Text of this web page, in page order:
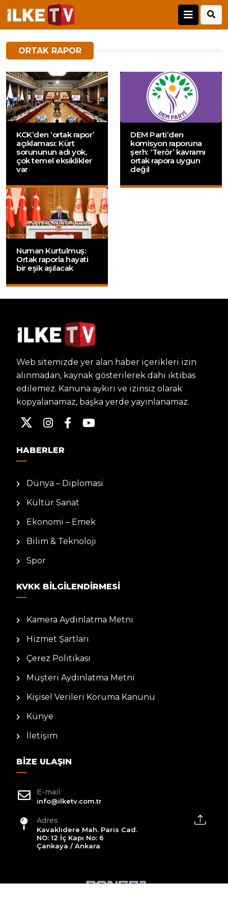
ORTAK RAPOR
KCK’den ‘ortak rapor’
açıklaması: Kürt
sorununun adı yok,
çok temel eksiklikler
var
DEM Parti’den
komisyon raporuna
şerh: ‘Terör’ kavramı
ortak rapora uygun
değil
Numan Kurtulmuş:
Ortak raporla hayati
bir eşik aşılacak
Web sitemizde yer alan haber içerikleri izin
alınmadan, kaynak gösterilerek dahi iktibas
edilemez. Kanuna aykırı ve izinsiz olarak
kopyalanamaz, başka yerde yayınlanamaz.
HABERLER
Dünya – Diplomasi
Kültür Sanat
Ekonomi – Emek
Bilim & Teknoloji
Spor
KVKK BILGILENDIRMESI
Kamera Aydınlatma Metni
Hizmet Şartları
Çerez Politikası
Müşteri Aydınlatma Metni
Kişisel Verileri Koruma Kanunu
Künye
İletişim
BIZE ULAŞIN
E-mail
info@ilketv.com.tr
Adres
Kavaklıdere Mah. Paris Cad.
NO: 12 İç Kapı No: 6
Çankaya / Ankara